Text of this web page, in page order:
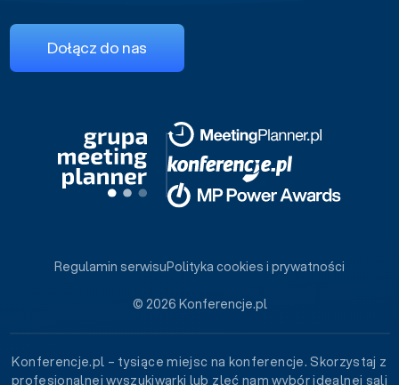
Dołącz do nas
© 2026 Konferencje.pl
Regulamin serwisuPolityka cookies i prywatności
Konferencje.pl – tysiące miejsc na konferencje. Skorzystaj z
profesjonalnej wyszukiwarki lub zleć nam wybór idealnej sali